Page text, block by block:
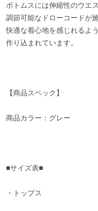
ボトムスには伸縮性のウエ
調節可能なドローコードが
快適な着心地を感じれるよう
作り込まれています。
【商品スペック】
商品カラー：グレー
■サイズ表■
・トップス